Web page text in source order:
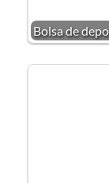
Bolsa de